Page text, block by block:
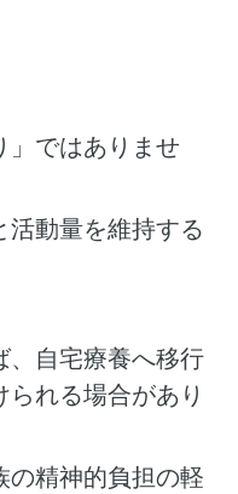
」ではありませ
動量を維持する
、自宅療養へ移行
れる場合があり
の精神的負担の軽